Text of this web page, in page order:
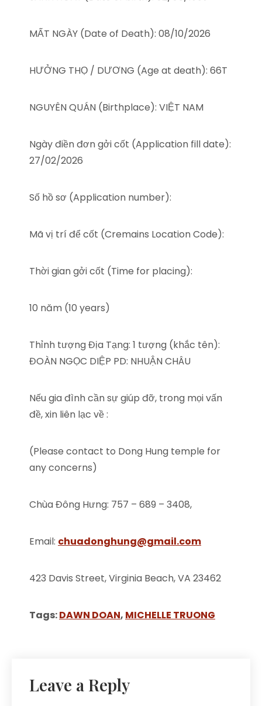
MẤT NGÀY (Date of Death): 08/10/2026
HƯỞNG THỌ / DƯƠNG (Age at death): 66T
NGUYÊN QUÁN (Birthplace): VIỆT NAM
Ngày điền đơn gởi cốt (Application fill date):
27/02/2026
Số hồ sơ (Application number):
Mã vị trí để cốt (Cremains Location Code):
Thời gian gởi cốt (Time for placing):
10 năm (10 years)
Thỉnh tượng Địa Tạng: 1 tượng (khắc tên):
ĐOÀN NGỌC DIỆP PD: NHUẬN CHÂU
Nếu gia đình cần sự giúp đỡ, trong mọi vấn
đề, xin liên lạc về :
(Please contact to Dong Hung temple for
any concerns)
Chùa Đông Hưng: 757 – 689 – 3408,
Email: chuadonghung@gmail.com
423 Davis Street, Virginia Beach, VA 23462
Tags:DAWN DOAN, MICHELLE TRUONG
Leave a Reply